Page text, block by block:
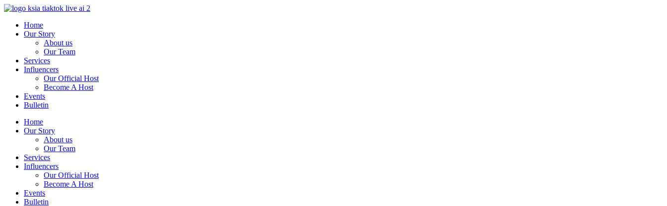
Skip
contentHome
Our Story
About us
Our Team
Services
Influencers
Our Official Host
Become A Host
Events
Bulletin
Home
Our Story
About us
Our Team
Services
Influencers
Our Official Host
Become A Host
Events
Bulletin